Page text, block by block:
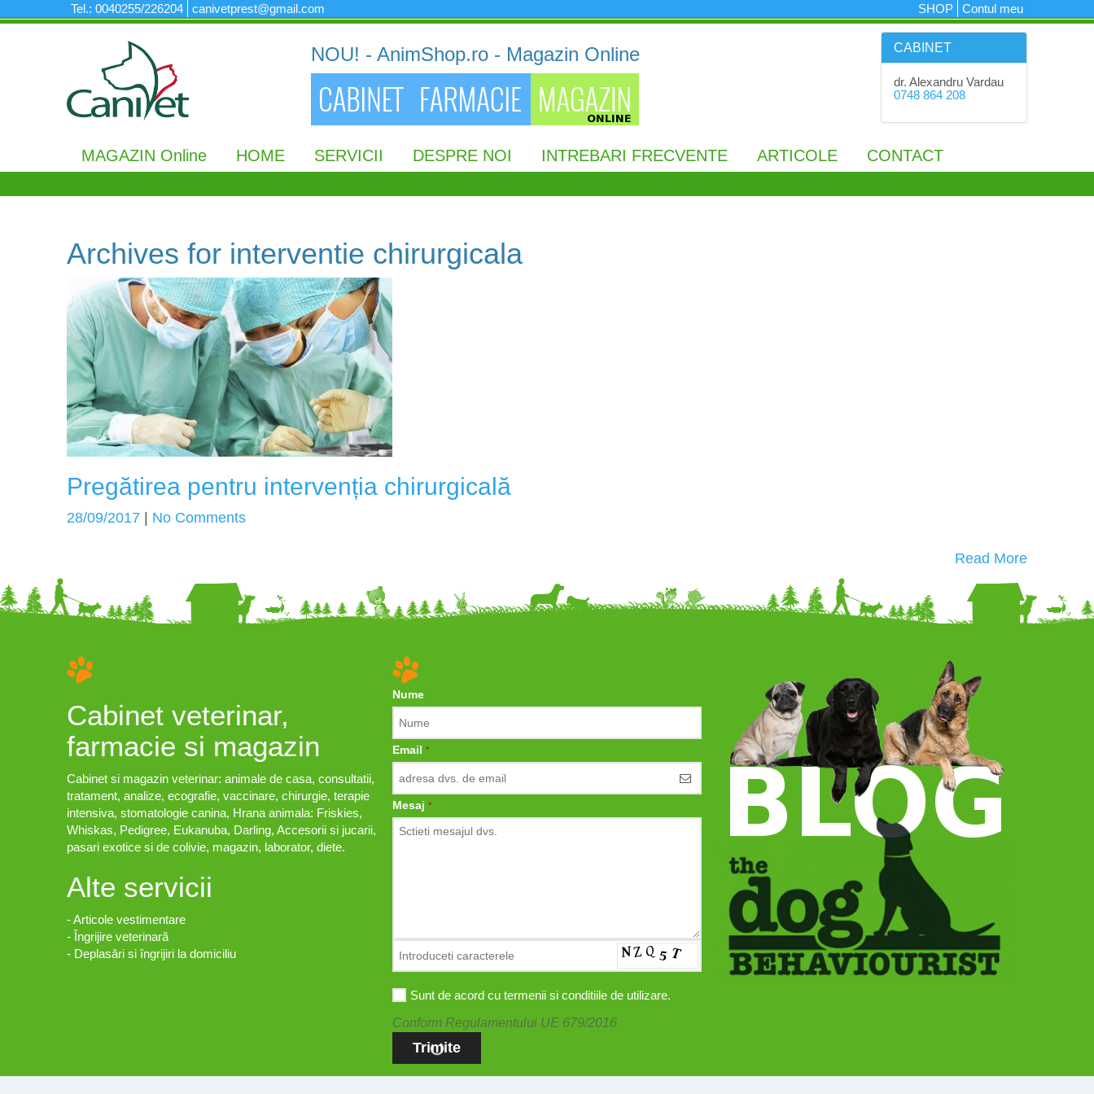
Tel.: 0040255/226204 canivetprest@gmail.com SHOP Contul meu
NOU! - AnimShop.ro - Magazin Online CABINET
dr. Alexandru Vardau
0748 864 208
MAGAZIN Online HOME SERVICII DESPRE NOI INTREBARI FRECVENTE ARTICOLE CONTACT
Archives for interventie chirurgicala
Pregătirea pentru intervenția chirurgicală
28/09/2017 No Comments
Read More
Cabinet veterinar,
farmacie si magazin
Cabinet si magazin veterinar: animale de casa, consultatii,
tratament, analize, ecografie, vaccinare, chirurgie, terapie
intensiva, stomatologie canina, Hrana animala: Friskies,
Whiskas, Pedigree, Eukanuba, Darling, Accesorii si jucarii,
pasari exotice si de colivie, magazin, laborator, diete.
Alte servicii
- Articole vestimentare
- Îngrijire veterinară
- Deplasări si îngrijiri la domiciliu
Nume
Email *
Mesaj *
Sunt de acord cu termenii si conditiile de utilizare.
Conform Regulamentului UE 679/2016
Trimite